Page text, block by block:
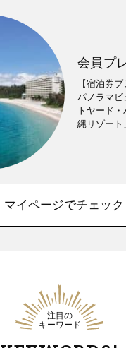
会員プ
【宿泊券
パノラマビ
トヤード
縄リゾート
マイページでチェック
注目の
キーワード